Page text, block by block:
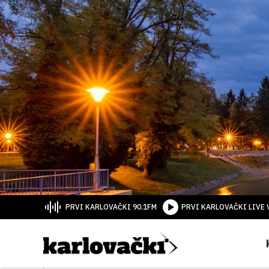
PRVI KARLOVAČKI 90.1FM PRVI KARLOVAČKI LIVE